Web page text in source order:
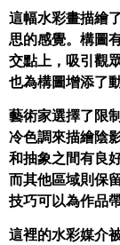
這幅水彩畫描繪
思的感覺。構圖
交點上，吸引觀
也為構圖增添了動
藝術家選擇了限
冷色調來描繪陰
和抽象之間有良
而其他區域則保
技巧可以為作品
這裡的水彩媒介